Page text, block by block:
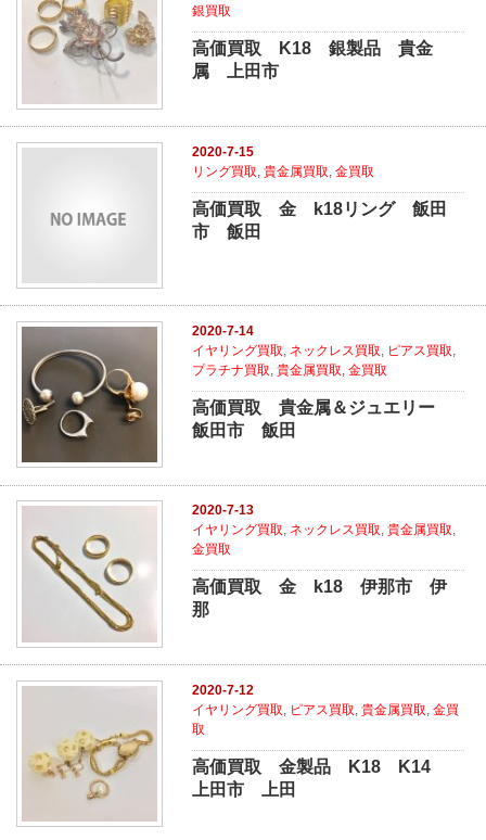
銀買取
高価買取 K18 銀製品 貴金
属 上田市
2020-7-15
リング買取 ,貴金属買取 ,金買取
高価買取 金 k18リング 飯田
市 飯田
2020-7-14
イヤリング買取, ネックレス買取, ピアス買取,
プラチナ買取,貴金属買取,金買取
高価買取 貴金属＆ジュエリー
飯田市 飯田
2020-7-13
イヤリング買取, ネックレス買取,貴金属買取,
金買取
高価買取 金 k18 伊那市 伊
那
2020-7-12
イヤリング買取, ピアス買取,貴金属買取,金買
取
高価買取 金製品 K18 K14
上田市 上田